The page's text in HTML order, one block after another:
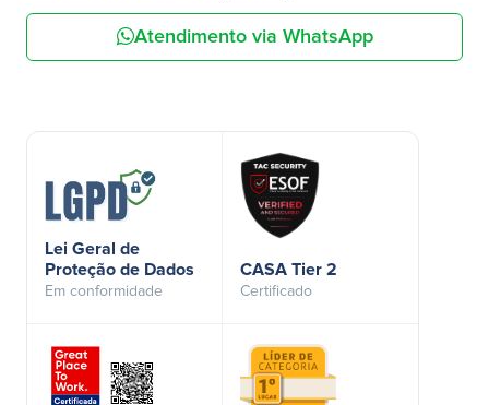
Atendimento via WhatsApp
Lei Geral de
Proteção de Dados
Em conformidade
CASA Tier 2
Certificado